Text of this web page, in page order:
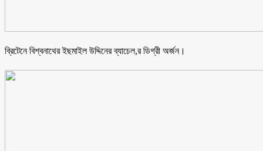
ব্রিটেনে বিশ্বনাথের ইছমাইল উদ্দিনের ব্যাচেল,র ডিগ্রী অর্জন।